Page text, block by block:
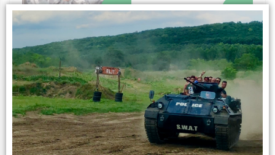
Conduite de Char
d'Assaut
+
Beer Bus
+
Infos sur l’activité
L’expérience
Laissez le futur marié démontrer ses compétences